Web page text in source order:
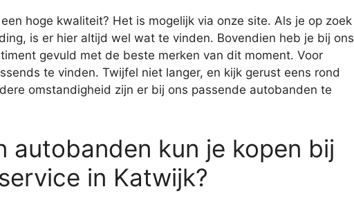
hoge kwaliteit? Het is mogelijk via onze site. Als je op zoek
is er hier altijd wel wat te vinden. Bovendien heb je bij ons
gevuld met de beste merken van dit moment. Voor
te vinden. Twijfel niet langer, en kijk gerust eens rond
omstandigheid zijn er bij ons passende autobanden te
autobanden kun je kopen bij
in Katwijk?